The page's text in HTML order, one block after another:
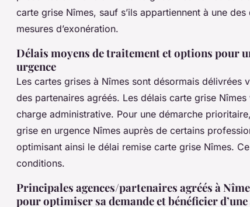
carte grise Nîmes, sauf s’ils appartiennent à une
mesures d’exonération.
Délais moyens de traitement et options pour
urgence
Les cartes grises à Nîmes sont désormais délivrées
des partenaires agréés. Les délais carte grise
charge administrative. Pour une démarche
grise en urgence Nîmes auprès de certains
optimisant ainsi le délai remise carte grise Nîmes.
conditions.
Principales agences/partenaires agréés à
pour optimiser sa demande et bénéficier